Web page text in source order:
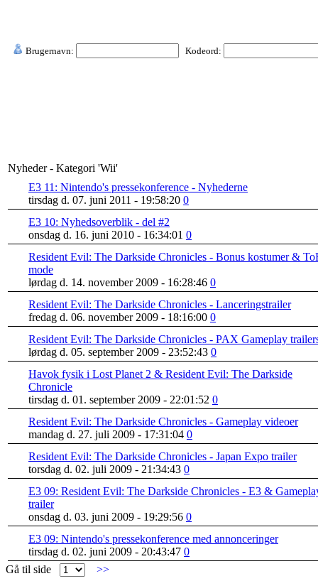
Brugernavn: Kodeord:
Nyheder - Kategori 'Wii'
E3 11: Nintendo's pressekonference - Nyhederne
tirsdag d. 07. juni 2011 - 19:58:20 0
E3 10: Nyhedsoverblik - del #2
onsdag d. 16. juni 2010 - 16:34:01 0
Resident Evil: The Darkside Chronicles - Bonus kostumer &
mode
lørdag d. 14. november 2009 - 16:28:46 0
Resident Evil: The Darkside Chronicles - Lanceringstrailer
fredag d. 06. november 2009 - 18:16:00 0
Resident Evil: The Darkside Chronicles - PAX Gameplay
lørdag d. 05. september 2009 - 23:52:43 0
Havok fysik i Lost Planet 2 & Resident Evil: The Darkside
Chronicle
tirsdag d. 01. september 2009 - 22:01:52 0
Resident Evil: The Darkside Chronicles - Gameplay videoer
mandag d. 27. juli 2009 - 17:31:04 0
Resident Evil: The Darkside Chronicles - Japan Expo trailer
torsdag d. 02. juli 2009 - 21:34:43 0
E3 09: Resident Evil: The Darkside Chronicles - E3 &
trailer
onsdag d. 03. juni 2009 - 19:29:56 0
E3 09: Nintendo's pressekonference med annonceringer
tirsdag d. 02. juni 2009 - 20:43:47 0
Gå til side
>>